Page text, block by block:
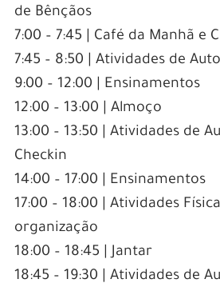
de Bênçãos
7:00 – 7:45 | Café da Manhã e
7:45 – 8:50 | Atividades de
9:00 – 12:00 | Ensinamentos
12:00 – 13:00 | Almoço
13:00 – 13:50 | Atividades de
Checkin
14:00 – 17:00 | Ensinamentos
17:00 – 18:00 | Atividades
organização
18:00 – 18:45 | Jantar
18:45 – 19:30 | Atividades de